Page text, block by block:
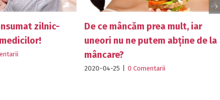
De ce mâncăm prea mult, iar
uneori nu ne putem abține de la
mâncare?
Află ce tip de
potrivit pentru